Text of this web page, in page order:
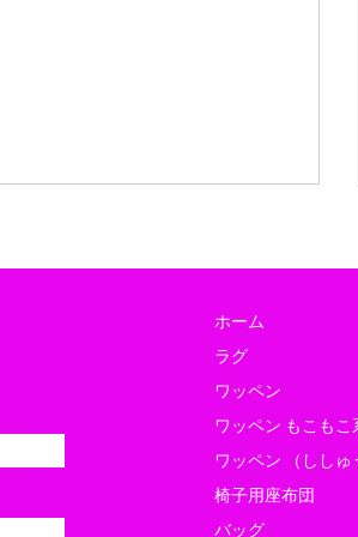
ローデンツ東京に出店します
のコピー
ホーム
ラグ
ワッペン
ワッペン もこもこ
ワッペン （ししゅ
椅子用座布団
バッグ